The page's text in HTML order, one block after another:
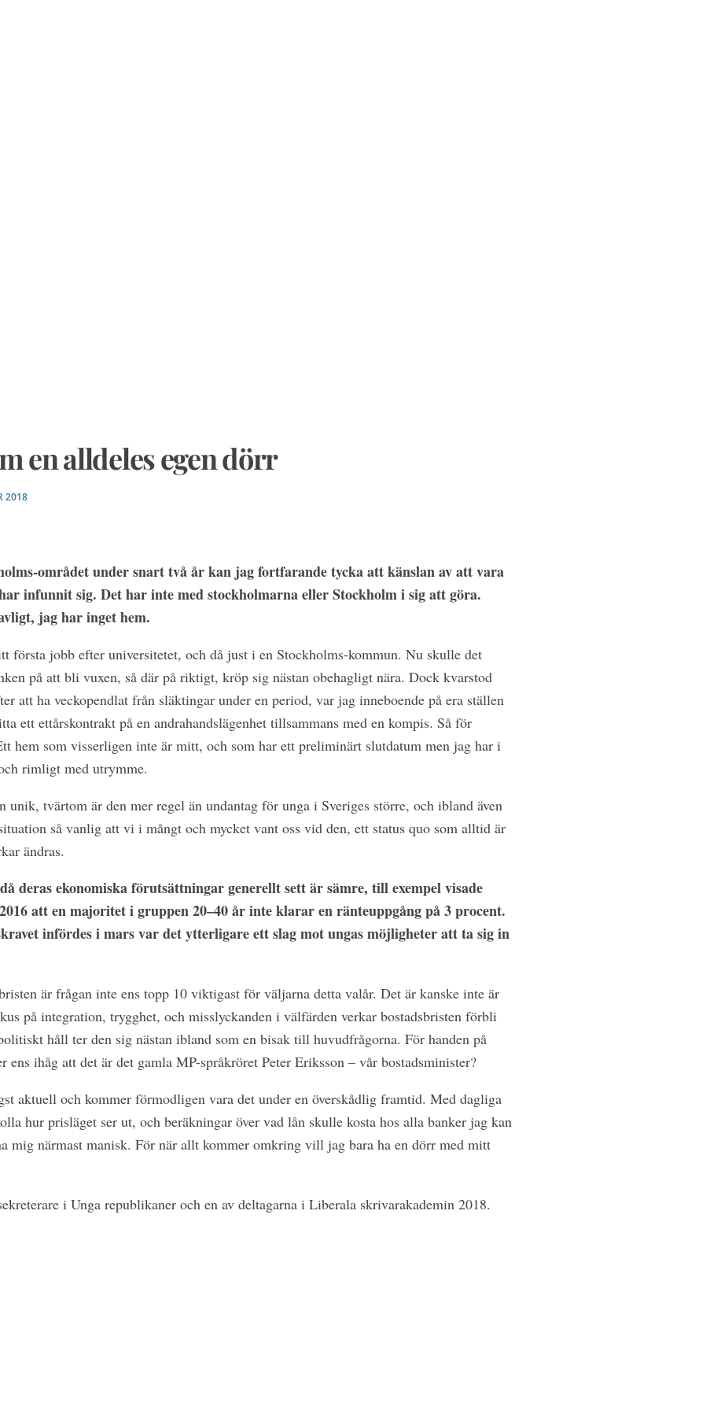
en alldeles egen dörr
2018
området under snart två år kan jag fortfarande tycka att känslan av att vara
infunnit sig. Det har inte med stockholmarna eller Stockholm i sig att göra.
jag har inget hem.
första jobb efter universitetet, och då just i en Stockholms-kommun. Nu skulle det
på att bli vuxen, så där på riktigt, kröp sig nästan obehagligt nära. Dock kvarstod
att ha veckopendlat från släktingar under en period, var jag inneboende på era ställen
ett ettårskontrakt på en andrahandslägenhet tillsammans med en kompis. Så för
hem som visserligen inte är mitt, och som har ett preliminärt slutdatum men jag har i
rimligt med utrymme.
tvärtom är den mer regel än undantag för unga i Sveriges större, och ibland även
så vanlig att vi i mångt och mycket vant oss vid den, ett status quo som alltid är
ändras.
deras ekonomiska förutsättningar generellt sett är sämre, till exempel visade
att en majoritet i gruppen 20–40 år inte klarar en ränteuppgång på 3 procent.
infördes i mars var det ytterligare ett slag mot ungas möjligheter att ta sig in
är frågan inte ens topp 10 viktigast för väljarna detta valår. Det är kanske inte är
på integration, trygghet, och misslyckanden i välfärden verkar bostadsbristen förbli
håll ter den sig nästan ibland som en bisak till huvudfrågorna. För handen på
ens ihåg att det är det gamla MP-språkröret Peter Eriksson – vår bostadsminister?
aktuell och kommer förmodligen vara det under en överskådlig framtid. Med dagliga
hur prisläget ser ut, och beräkningar över vad lån skulle kosta hos alla banker jag kan
mig närmast manisk. För när allt kommer omkring vill jag bara ha en dörr med mitt
i Unga republikaner och en av deltagarna i Liberala skrivarakademin 2018.